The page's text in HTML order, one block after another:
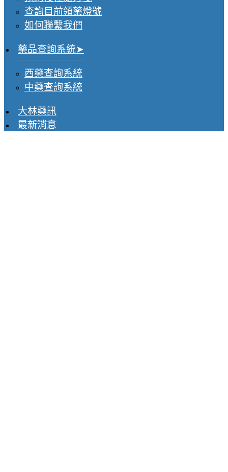
查詢目前領藥燈號
如何聯繫我們
藥品查詢系統
西藥查詢系統
中藥查詢系統
大林藥訊
最新消息